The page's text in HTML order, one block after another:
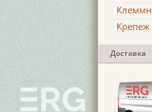
Доставка